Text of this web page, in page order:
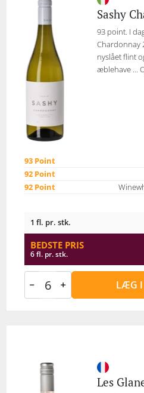
Sashy
93 point. I
Chardonnay
nyslået flint
æblehave ...
93 Point
92 Point
92 Point
1 fl. pr. stk.
BEDSTE PRIS
6 fl. pr. stk.
LÆG I
Les